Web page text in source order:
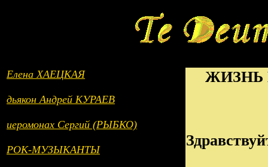
Елена ХАЕЦКАЯ
дьякон Андрей КУРАЕВ
иеромонах Сергий (РЫБКО)
РОК-МУЗЫКАНТЫ
ЖИЗНЬ